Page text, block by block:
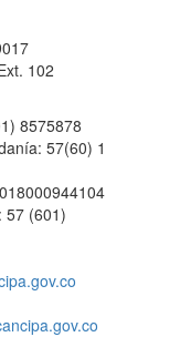
102
8575878
57(60) 1
57 (601)